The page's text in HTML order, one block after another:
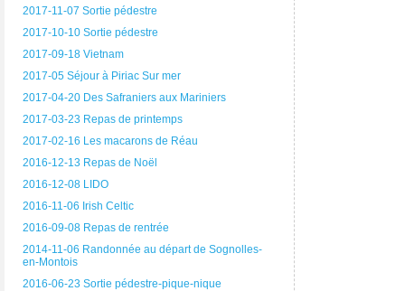
2017-11-07 Sortie pédestre
2017-10-10 Sortie pédestre
2017-09-18 Vietnam
2017-05 Séjour à Piriac Sur mer
2017-04-20 Des Safraniers aux Mariniers
2017-03-23 Repas de printemps
2017-02-16 Les macarons de Réau
2016-12-13 Repas de Noël
2016-12-08 LIDO
2016-11-06 Irish Celtic
2016-09-08 Repas de rentrée
2014-11-06 Randonnée au départ de Sognolles-
en-Montois
2016-06-23 Sortie pédestre-pique-nique